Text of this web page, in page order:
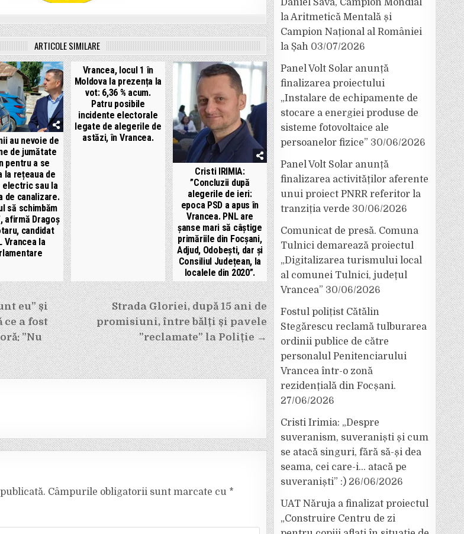
ARTICOLE SIMILARE
au nevoie de
de jumătate
pentru a se
la rețeaua de
electric sau la
de canalizare.
să schimbăm
afirmă Dragoș
candidat
Vrancea la
Vrancea, locul 1 în
Moldova la prezența la
vot: 6,36 % acum.
Patru posibile
incidente electorale
legate de alegerile de
astăzi, în Vrancea.
Cristi IRIMIA:
”Concluzii după
alegerile de ieri:
epoca PSD a apus în
Vrancea. PNL are
șanse mari să câștige
primăriile din Focșani,
Adjud, Odobești, dar și
Consiliul Județean, la
localele din 2020”.
Strada Gloriei, după 15 ani de
promisiuni, între bălți și pavele
”reclamate” la Poliție →
eu” și
ce a fost
”Nu
Câmpurile obligatorii sunt marcate cu *
Daniel Sava, Campion Mondial
la Aritmetică Mentală și
Campion Național al României
la Șah 03/07/2026
Panel Volt Solar anunță
finalizarea proiectului
„Instalare de echipamente de
stocare a energiei produse de
sisteme fotovoltaice ale
persoanelor fizice” 30/06/2026
Panel Volt Solar anunță
finalizarea activităților aferente
unui proiect PNRR referitor la
tranziția verde 30/06/2026
Comunicat de presă. Comuna
Tulnici demarează proiectul
„Digitalizarea turismului local
al comunei Tulnici, județul
Vrancea” 30/06/2026
Fostul polițist Cătălin
Stegărescu reclamă tulburarea
ordinii publice de către
personalul Penitenciarului
Vrancea într-o zonă
rezidențială din Focșani.
27/06/2026
Cristi Irimia: „Despre
suveranism, suveraniști și cum
se atacă singuri, fără să-și dea
seama, cei care-i… atacă pe
suveraniști” :) 26/06/2026
UAT Năruja a finalizat proiectul
„Construire Centru de zi